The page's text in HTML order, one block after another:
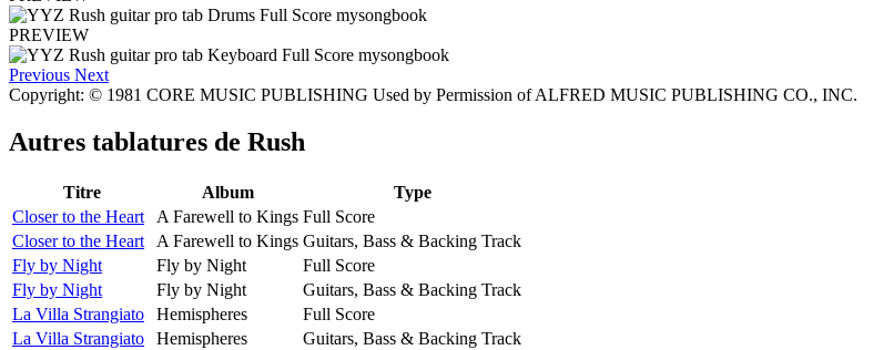
PREVIEW
Previous Next
Copyright: © 1981 CORE MUSIC PUBLISHING Used by Permission of ALFRED MUSIC PUBLISHING CO., INC.
Autres tablatures de Rush
Titre Album
Type
Closer to the Heart
A Farewell to Kings Full Score
Closer to the Heart
A Farewell to Kings Guitars, Bass & Backing Track
Fly by Night
Fly by Night
Full Score
Fly by Night
Fly by Night
Guitars, Bass & Backing Track
La Villa Strangiato
Hemispheres
Full Score
La Villa Strangiato
Hemispheres
Guitars, Bass & Backing Track